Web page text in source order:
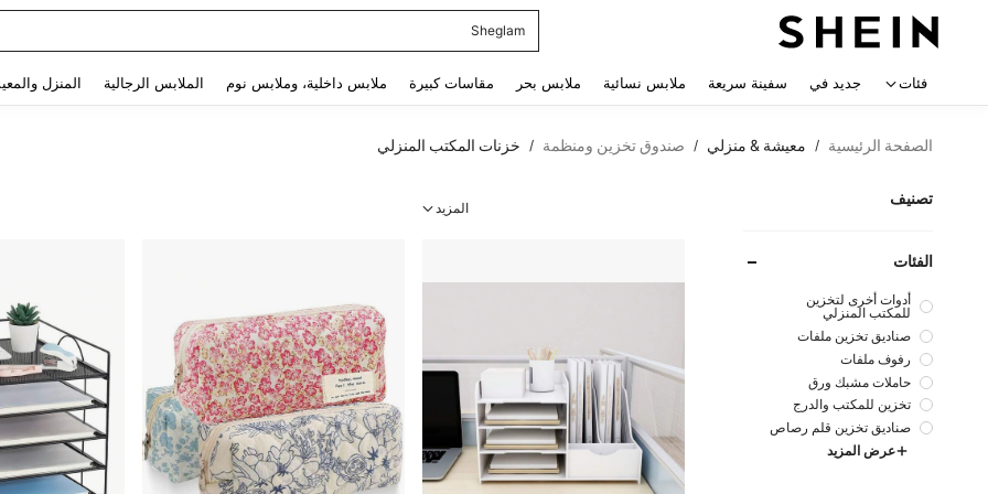
Sheglam
فئات جديد في سفينة سريعة ملابس نسائية ملابس بحر مقاسات كبيرة ملابس داخلية، وملابس نوم الملابس الرجالية المنزل
الصفحة الرئيسية / معيشة & منزلي / صندوق تخزين ومنظمة / خزنات المكتب المنزلي
تصنيف
الفئات
أدوات أخرى لتخزين
للمكتب المنزلي
صناديق تخزين ملفات
رفوف ملفات
حاملات مشبك ورق
تخزين للمكتب والدرج
صناديق تخزين قلم رصاص
عرض المزيد
المزيد